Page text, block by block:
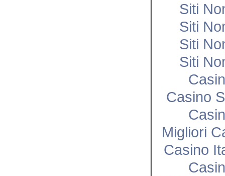
Siti
Siti
Siti
Siti
Casino
Migliori
Casino